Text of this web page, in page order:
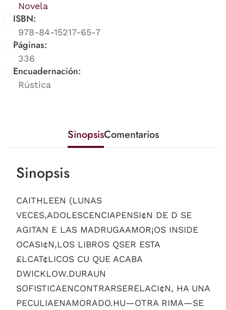
Novela
ISBN:
978-84-15217-65-7
Páginas:
336
Encuadernación:
Rústica
SinopsisComentarios
Sinopsis
CAITHLEEN (LUNAS
VECES,ADOLESCENCIAPENSI¢N DE D SE
AGITAN E LAS MADRUGAAMOR¡OS INSIDE
OCASI¢N,LOS LIBROS QSER ESTA
£LCAT¢LICOS CU QUE ACABA
DWICKLOW.DURAUN
SOFISTICAENCONTRARSERELACI¢N, HA UNA
PECULIAENAMORADO.HU—OTRA RIMA—SE